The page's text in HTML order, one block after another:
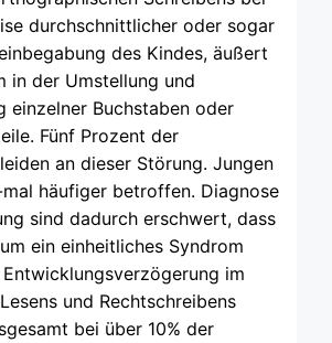
durchschnittlicher oder sogar
des Kindes, äußert
in der Umstellung und
einzelner Buchstaben oder
Fünf Prozent der
an dieser Störung. Jungen
häufiger betroffen. Diagnose
sind dadurch erschwert, dass
ein einheitliches Syndrom
im
und Rechtschreibens
bei über 10% der